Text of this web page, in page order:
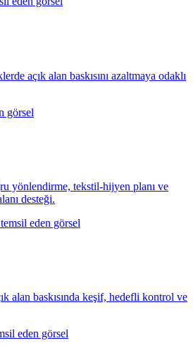
açık alan baskısını azaltmaya odaklı
yönlendirme, tekstil-hijyen planı ve
desteği.
alan baskısında keşif, hedefli kontrol ve